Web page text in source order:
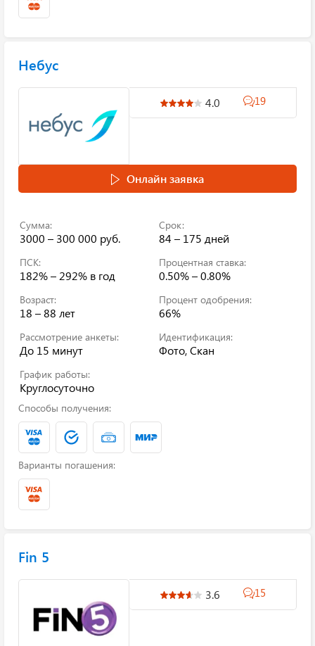
Небус
4.0 19
Онлайн заявка
Сумма:
3000 – 300 000 руб.
Срок:
84 – 175 дней
ПСК:
182% – 292% в год
Процентная ставка:
0.50% – 0.80%
Возраст:
18 – 88 лет
Процент одобрения:
66%
Рассмотрение анкеты:
До 15 минут
Идентификация:
Фото, Скан
График работы:
Круглосуточно
Способы получения:
Варианты погашения:
Fin 5
3.6 15